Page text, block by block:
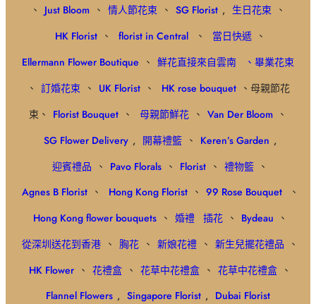
、 Just Bloom 、 情人節花束 、 SG Florist , 生日花束 、
HK Florist 、 florist in Central 、 當日快遞 、
Ellermann Flower Boutique 、 鮮花直接來自雲南
、畢業花束
、 訂婚花束 、 UK Florist 、 HK rose bouquet 、母親節花
束、 Florist Bouquet 、 母親節鮮花 、 Van Der Bloom 、
SG Flower Delivery , 開幕禮籃 、 Keren’s Garden ,
迎賓禮品 、 Pavo Florals 、 Florist 、 禮物籃 、
Agnes B Florist 、 Hong Kong Florist 、 99 Rose Bouquet
、
Hong Kong flower bouquets 、 婚禮 插花 、 Bydeau 、
從深圳送花到香港 、 胸花 、 新娘花禮 、 新生兒擺花禮品 、
HK Flower 、 花禮盒 、 花草中花禮盒 、 花草中花禮盒 、
Flannel Flowers , Singapore Florist , Dubai Florist